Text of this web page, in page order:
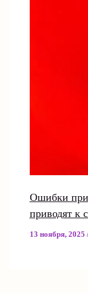
Ошибки при
приводят к
13 ноября, 2025